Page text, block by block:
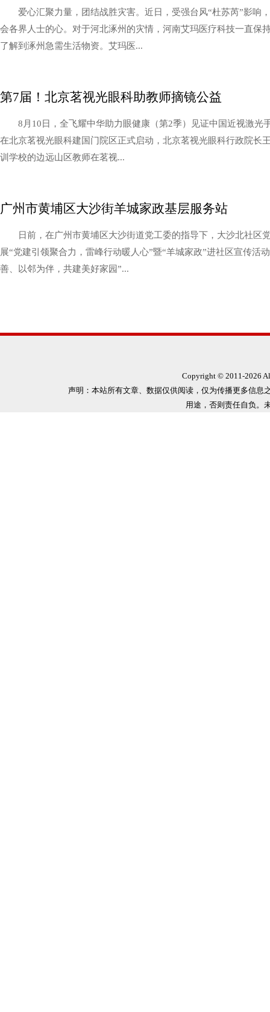
爱心汇聚力量，团结战胜灾害。近日，受强台风“杜苏芮”影响
会各界人士的心。对于河北涿州的灾情，河南艾玛医疗科技一直保
了解到涿州急需生活物资。艾玛医...
第7届！北京茗视光眼科助教师摘镜公益
8月10日，全飞耀中华助力眼健康（第2季）见证中国近视激
在北京茗视光眼科建国门院区正式启动，北京茗视光眼科行政院长
训学校的边远山区教师在茗视...
广州市黄埔区大沙街羊城家政基层服务站
日前，在广州市黄埔区大沙街道党工委的指导下，大沙北社区
展“党建引领聚合力，雷峰行动暖人心”暨“羊城家政”进社区宣传活
善、以邻为伴，共建美好家园”...
Copyright © 2011-2026
声明：本站所有文章、数据仅供阅读，仅为传播更多信息
用途，否则责任自负。